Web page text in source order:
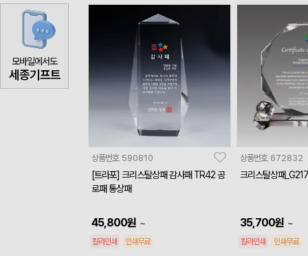
모바일에서도
세종기프트
상품번호 590810
[트라포] 크리스탈상패 감사패 TR42 공
로패 통상패
45,800원 ~
칼라인쇄 인쇄무료
상품번호 672832
크리스탈상패
35,700원 ~
칼라인쇄 인쇄무료